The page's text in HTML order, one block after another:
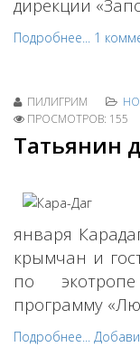
дирекции
Подробнее... 1
ПИЛИГРИМ
ПРОСМОТРОВ: 155
Татьянин
января
крымчан и
по
программу
Подробнее...